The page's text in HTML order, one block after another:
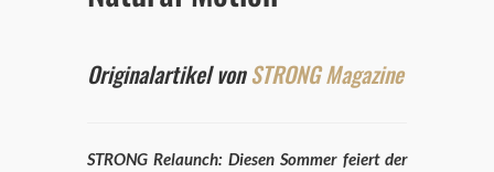
Originalartikel vonSTRONG Magazine
STRONG Relaunch: Diesen Sommer feiert der